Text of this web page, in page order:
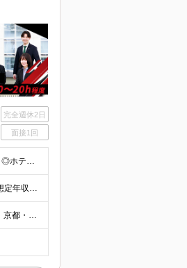
完全週休2日
面接1回
●未経験OK ●職種・業種未経験歓迎 ●第二新卒歓迎 ●学歴不問 ＜こんな方におすすめ！＞ ◎ホテル・アパレル・携帯販売など接客経験を活かしたい ◎「今の会社、この先が見えない」と感じている ◎上場
月給25万円～34万円以上＋各種手当＋残業代＋賞与年2回（昨年度2～4ヶ月分） 初年度想定年収：350万円～ ＜クラス・経験別の月給目安＞ ■メンバークラス：月給25万円以上 ■店長やSVなどのマネ
┃全国募集！勤務地は希望を考慮します 札幌・仙台・東京・横浜・静岡・名古屋・大阪・京都・広島・福岡 募集 ※上記のほか、全国に拠点あり ※キャリアアップやキャリアシフトに伴う転勤も一部ありますが、基